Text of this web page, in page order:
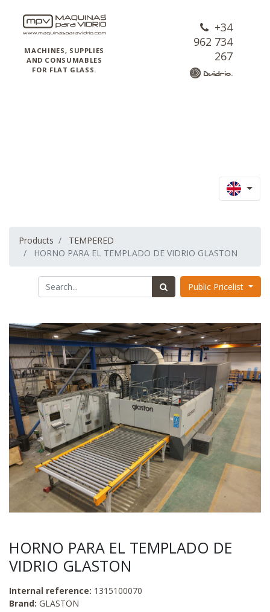
MACHINES, SUPPLIES
AND CONSUMABLES
FOR FLAT GLASS.
+34
962 734
267
Products
TEMPERED
HORNO PARA EL TEMPLADO DE VIDRIO GLASTON
Public Pricelist
HORNO PARA EL TEMPLADO DE
VIDRIO GLASTON
Internal reference: 1315100070
Brand: GLASTON